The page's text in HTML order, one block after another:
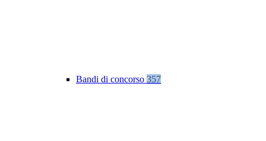
Bandi di concorso 357